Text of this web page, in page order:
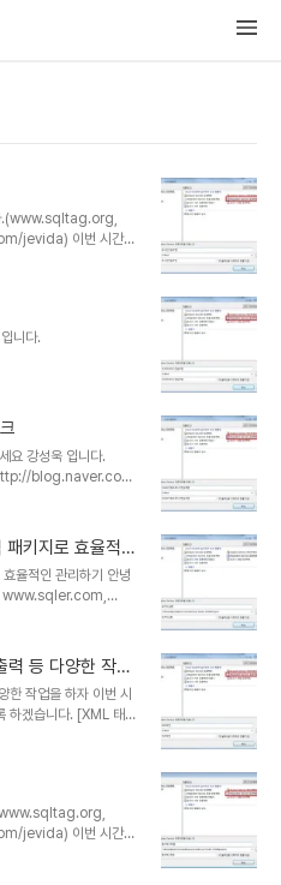
.(www.sqltag.org,
jevida) 이번 시간에
겠습니다. 로그인 전송
송할 수 있습니다. 또한
수도 있습니다. [BIDS]
]를 실행 합니다. [제
를 이용하여 드래그 앤
]에서 마우스 오른쪽
니다.
는 [데이터베이스 전
터베이스 전체를 대상
은 동일 인스턴스 내에
수 있습니다. 개체전송
데이터베이
태에서 전송되며 SMO
요 강성욱 입니다.
blog.naver.com)
태스크]에 대해서 알아
다른 서버의 master
에 있는 사용자 저장
자가 dbo인 프로시저
서는 원본 서버의
수 있는 권한이 있어
키지로 효율적인
율적인 관리하기 안녕
www.sqler.com,
는 [패키지 실행]에
수 있습니다. 패키지 호
잡한 대규모 데이터 처
여 관리할 수 있습니다.
로세스 경우 별도의 패키
패키지를 호출 할 수
등 다양한 작업
작업을 하자 이번 시
하겠습니다. [XML 태스
는 새로운 XML 파일을
업. XLST Style Sheet
. XPATH를 이용한
에 대한 비교 및 XML
. XML 파일에 대한 유
Services 프로젝
jevida) 이번 시간에
습니다. 웹 서비스 작업